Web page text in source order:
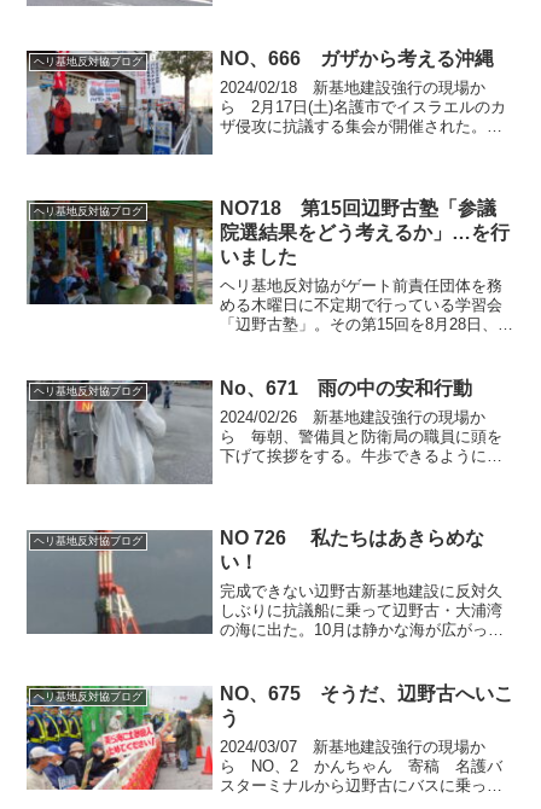
れながら、みんなに分かり...
ヘリ基地反対協ブログ NO、666 ガザから考える沖縄
2024/02/18 新基地建設強行の現場か
ら 2月17日(土)名護市でイスラエルのカ
ザ侵攻に抗議する集会が開催された。約
ジェノサイ...
ヘリ基地反対協ブログ
NO718 第15回辺野古塾「参議
院選結果をどう考えるか」…を行
いました
ヘリ基地反対協がゲート前責任団体を務
める木曜日に不定期で行っている学習会
「辺野古塾」。その第15回を8月28日、佐
両搬入の間の1時間余という限られた時間
ではありました...
ヘリ基地反対協ブログ No、671 雨の中の安和行動
2024/02/26 新基地建設強行の現場か
ら 毎朝、警備員と防衛局の職員に頭を
下げて挨拶をする。牛歩できるように頭
政府の犠牲者なの...
ヘリ基地反対協ブログ
NO 726 私たちはあきらめな
い！
完成できない辺野古新基地建設に反対久
しぶりに抗議船に乗って辺野古・大浦湾
の海に出た。10月は静かな海が広がって
っていた。まだ稼働はしていないように
見えるが、6基のSC...
ヘリ基地反対協ブログ
NO、675 そうだ、辺野古へいこ
う
2024/03/07 新基地建設強行の現場か
ら NO、2 かんちゃん 寄稿 名護バ
スターミナルから辺野古にバスに乗っ